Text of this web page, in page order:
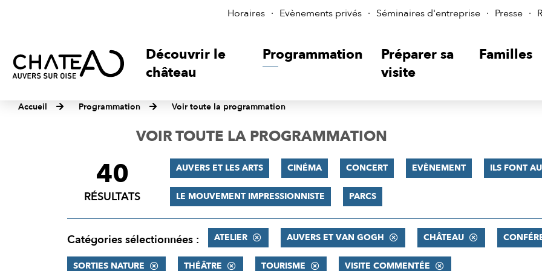
Horaires Evènements privés Séminaires d'entreprise Presse
Découvrir le
château
Programmation
Préparer sa
visite
Familles
Accueil Programmation Voir toute la programmation
VOIR TOUTE LA PROGRAMMATION
FILTRER
RÉSULTATS
40
RÉSULTATS
AUVERS ET LES ARTS CINÉMA CONCERT EVÈNEMENT ILS FONT
LE MOUVEMENT IMPRESSIONNISTE PARCS
Catégories sélectionnées : ATELIER AUVERS ET VAN GOGH CHÂTEAU
SORTIES NATURE THÉÂTRE TOURISME VISITE COMMENTÉE